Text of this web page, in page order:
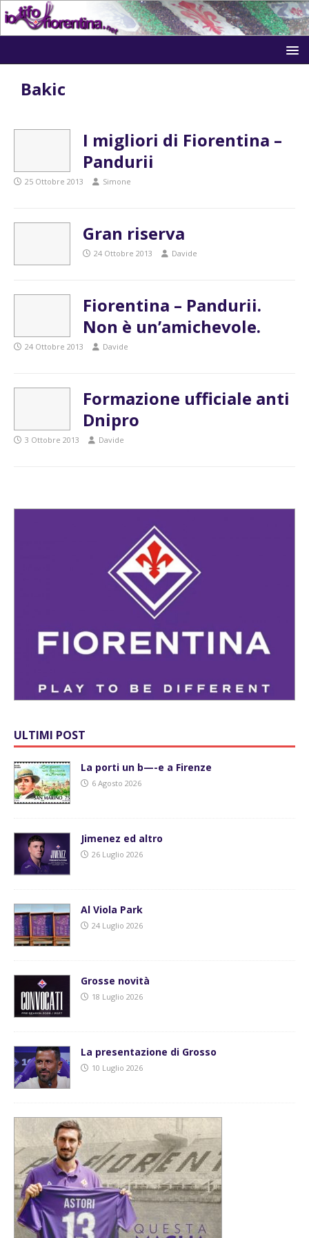
Bakic
I migliori di Fiorentina –
Pandurii
25 Ottobre 2013 Simone
Gran riserva
24 Ottobre 2013 Davide
Fiorentina – Pandurii.
Non è un’amichevole.
24 Ottobre 2013 Davide
Formazione ufficiale anti
Dnipro
3 Ottobre 2013 Davide
ULTIMI POST
La porti un b—-e a Firenze
6 Agosto 2026
Jimenez ed altro
26 Luglio 2026
Al Viola Park
24 Luglio 2026
Grosse novità
18 Luglio 2026
La presentazione di Grosso
10 Luglio 2026